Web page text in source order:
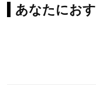
あなたにお